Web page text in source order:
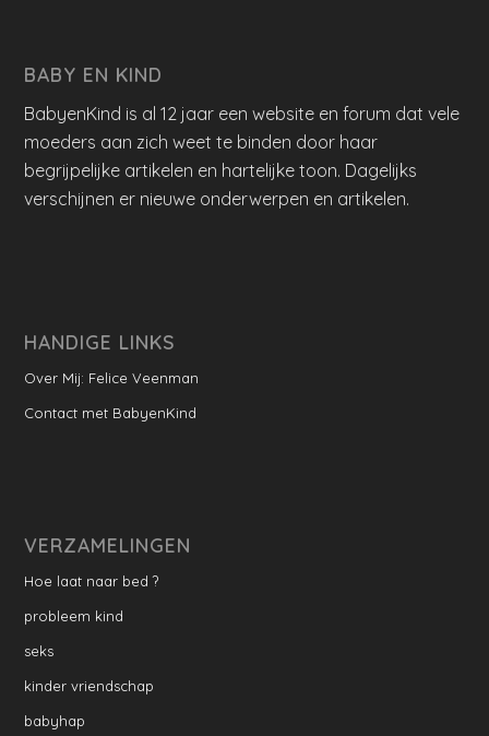
BABY EN KIND
BabyenKind is al 12 jaar een website en forum dat vele
moeders aan zich weet te binden door haar
begrijpelijke artikelen en hartelijke toon. Dagelijks
verschijnen er nieuwe onderwerpen en artikelen.
HANDIGE LINKS
Over Mij: Felice Veenman
Contact met BabyenKind
VERZAMELINGEN
Hoe laat naar bed ?
probleem kind
seks
kinder vriendschap
babyhap